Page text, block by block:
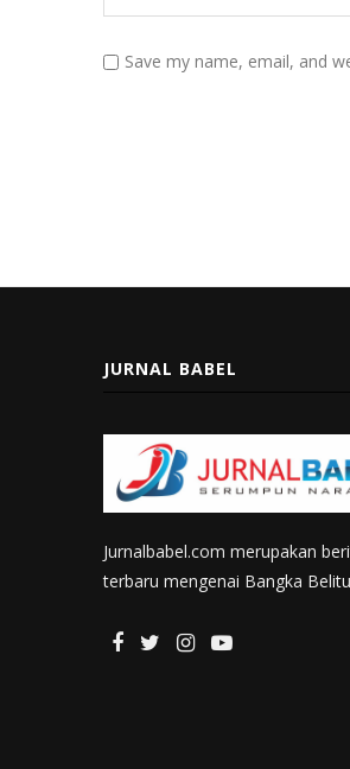
Save my name, email, and
JURNAL BABEL
Jurnalbabel.com merupakan
terbaru mengenai Bangka